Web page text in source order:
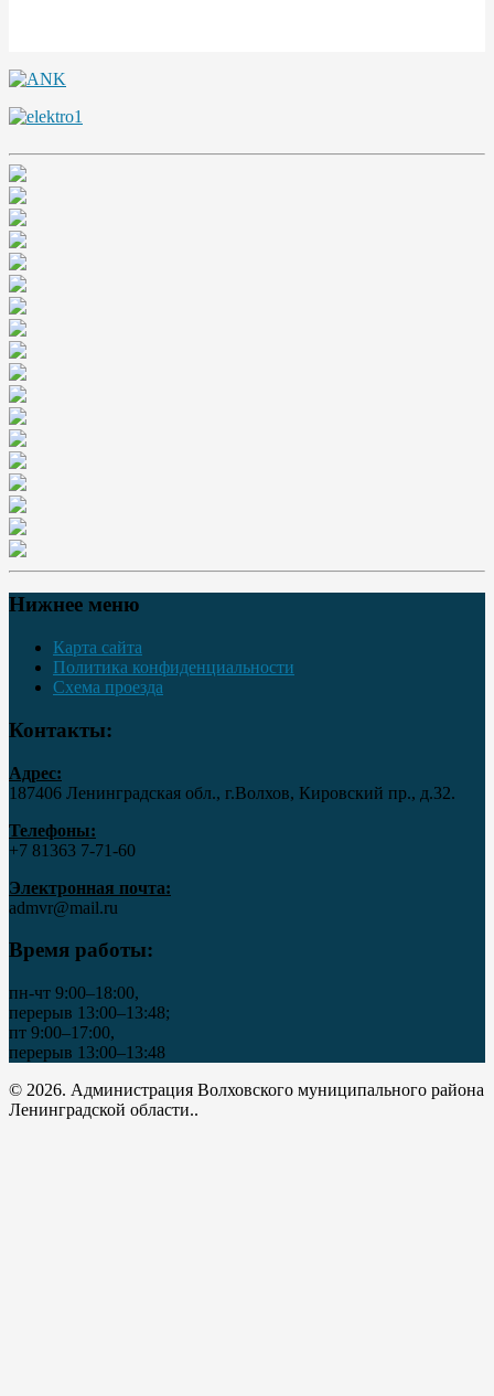
Нижнее меню
Карта сайта
Политика конфиденциальности
Схема проезда
Контакты:
Адрес:
187406 Ленинградская обл., г.Волхов, Кировский пр., д.32.
Телефоны:
+7 81363 7‑71-60
Электронная почта:
admvr@mail.ru
Время работы:
пн-чт 9:00–18:00,
перерыв 13:00–13:48;
пт 9:00–17:00,
перерыв 13:00–13:48
© 2026. Администрация Волховского муниципального района
Ленинградской области..